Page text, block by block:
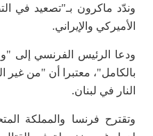
وندّد ماكرون بـ"تصعيد في
الأميركي والإيراني.
ودعا الرئيس الفرنسي إلى
بالكامل"، معتبرا أن "من
النار في لبنان.
وتقترح فرنسا والمملكة